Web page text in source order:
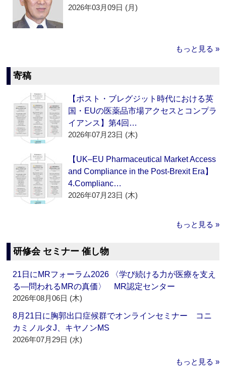
2026年03月09日 (月)
もっと見る »
寄稿
【ポスト・ブレグジット時代における英
国・EUの医薬品市場アクセスとコンプラ
イアンス】第4回…
2026年07月23日 (木)
【UK–EU Pharmaceutical Market Access
and Compliance in the Post-Brexit Era】
4.Complianc…
2026年07月23日 (木)
もっと見る »
研修会 セミナー 催し物
21日にMRフォーラム2026 〈学び続ける力が医療を支え
る―問われるMRの真価〉 MR認定センター
2026年08月06日 (木)
8月21日に胸郭出口症候群でオンラインセミナー コニ
カミノルタJ、キヤノンMS
2026年07月29日 (水)
もっと見る »